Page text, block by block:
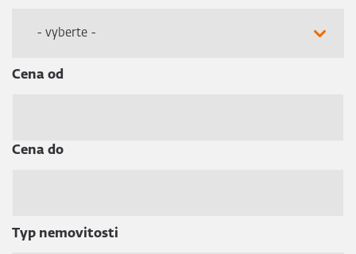
- vyberte -
Cena od
Cena do
Typ nemovitosti